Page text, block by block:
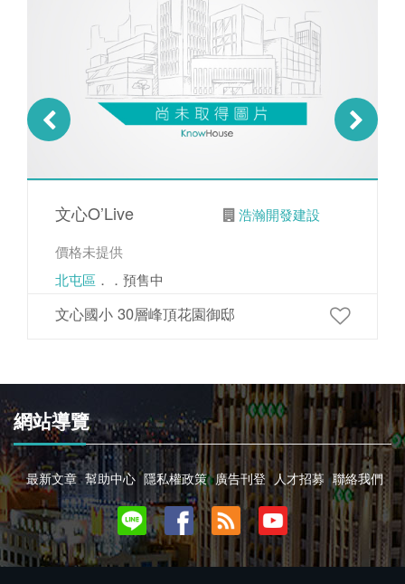
文心O’Live
浩瀚開發建設
價格未提供
北屯區 ．．預售中
文心國小 30層峰頂花園御邸
網站導覽
最新文章 幫助中心 隱私權政策 廣告刊登 人才招募 聯絡我們